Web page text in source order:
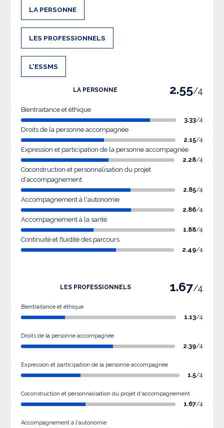
LA PERSONNE
LES PROFESSIONNELS
L'ESSMS
LA PERSONNE 2.55/4
Bientraitance et éthique
3.33/4
Droits de la personne accompagnée
2.15/4
Expression et participation de la personne accompagnée
2.28/4
Coconstruction et personnalisation du projet
d'accompagnement
2.85/4
Accompagnement à l'autonomie
2.86/4
Accompagnement à la santé
1.88/4
Continuité et fluidité des parcours
2.49/4
LES PROFESSIONNELS 1.67/4
Bientraitance et éthique
1.13/4
Droits de la personne accompagnée
2.39/4
Expression et participation de la personne accompagnée
1.5/4
Coconstruction et personnalisation du projet d'accompagnement
1.67/4
Accompagnement à l'autonomie